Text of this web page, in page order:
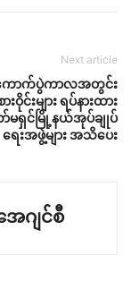
Next article
ောက်ပွဲကာလအတွင်း
ဝိုင်းများ ရပ်နားထား
ာ်မရှင်မြို့နယ်အုပ်ချုပ်
ရေးအဖွဲ့များ အသိပေး
ဂျင်စီ